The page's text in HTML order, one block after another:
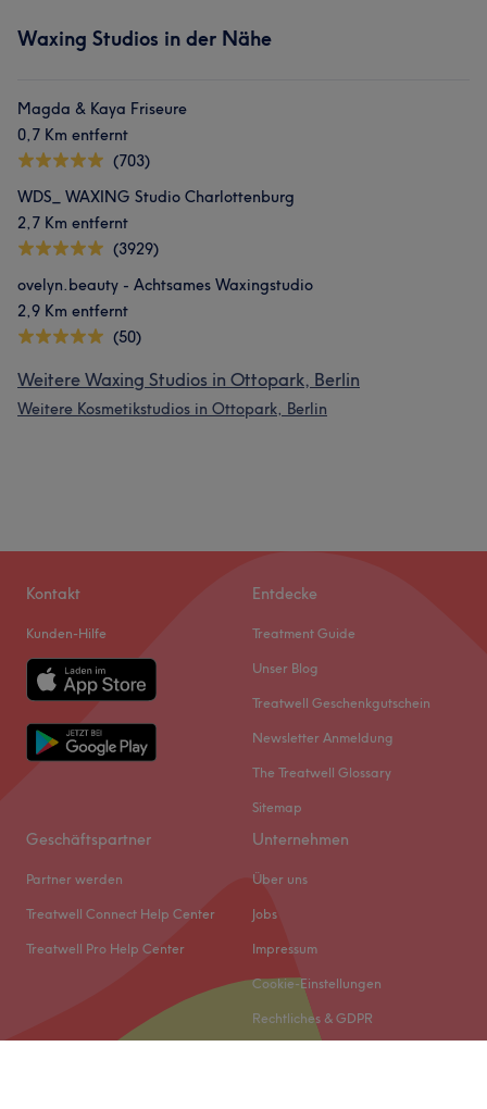
Waxing Studios in der Nähe
Magda & Kaya Friseure
0,7 Km entfernt
(703)
WDS_ WAXING Studio Charlottenburg
2,7 Km entfernt
(3929)
ovelyn.beauty - Achtsames Waxingstudio
2,9 Km entfernt
(50)
Weitere Waxing Studios in Ottopark, Berlin
Weitere Kosmetikstudios in Ottopark, Berlin
Kontakt
Kunden-Hilfe
Entdecke
Treatment Guide
Unser Blog
Treatwell Geschenkgutschein
Newsletter Anmeldung
The Treatwell Glossary
Sitemap
Geschäftspartner
Partner werden
Treatwell Connect Help Center
Treatwell Pro Help Center
Unternehmen
Über uns
Jobs
Impressum
Cookie-Einstellungen
Rechtliches & GDPR